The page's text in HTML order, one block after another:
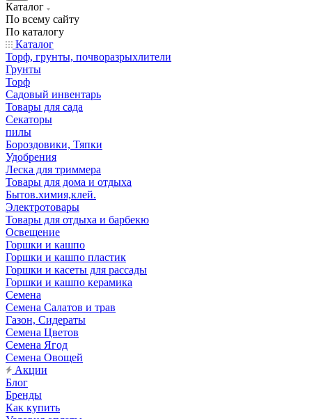
Каталог
По всему сайту
По каталогу
Каталог
Торф, грунты, почворазрыхлители
Грунты
Торф
Садовый инвентарь
Товары для сада
Секаторы
пилы
Бороздовики, Тяпки
Удобрения
Леска для триммера
Товары для дома и отдыха
Бытов.химия,клей.
Электротовары
Товары для отдыха и барбекю
Освещение
Горшки и кашпо
Горшки и кашпо пластик
Горшки и касеты для рассады
Горшки и кашпо керамика
Семена
Семена Салатов и трав
Газон, Сидераты
Семена Цветов
Семена Ягод
Семена Овощей
Акции
Блог
Бренды
Как купить